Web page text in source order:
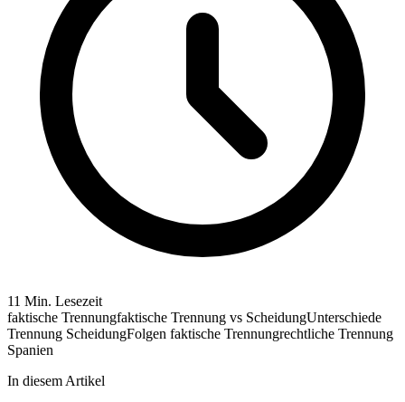
11 Min. Lesezeit
faktische Trennungfaktische Trennung vs ScheidungUnterschiede
Trennung ScheidungFolgen faktische Trennungrechtliche Trennung
Spanien
In diesem Artikel